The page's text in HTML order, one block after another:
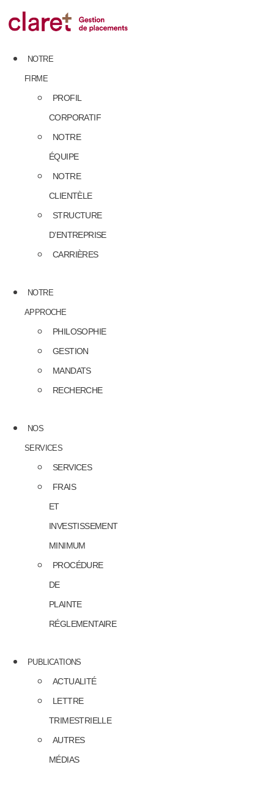
to
content
NOTRE
FIRME
PROFIL
CORPORATIF
NOTRE
ÉQUIPE
NOTRE
CLIENTÈLE
STRUCTURE
D’ENTREPRISE
CARRIÈRES
NOTRE
APPROCHE
PHILOSOPHIE
GESTION
MANDATS
RECHERCHE
NOS
SERVICES
SERVICES
FRAIS
ET
INVESTISSEMENT
MINIMUM
PROCÉDURE
DE
PLAINTE
RÉGLEMENTAIRE
PUBLICATIONS
ACTUALITÉ
LETTRE
TRIMESTRIELLE
AUTRES
MÉDIAS